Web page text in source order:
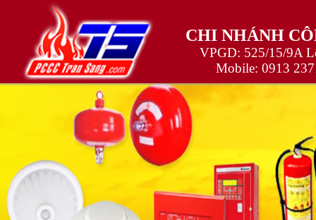
CHI NHÁNH
VPGD: 525/15/9A
Mobile: 0913